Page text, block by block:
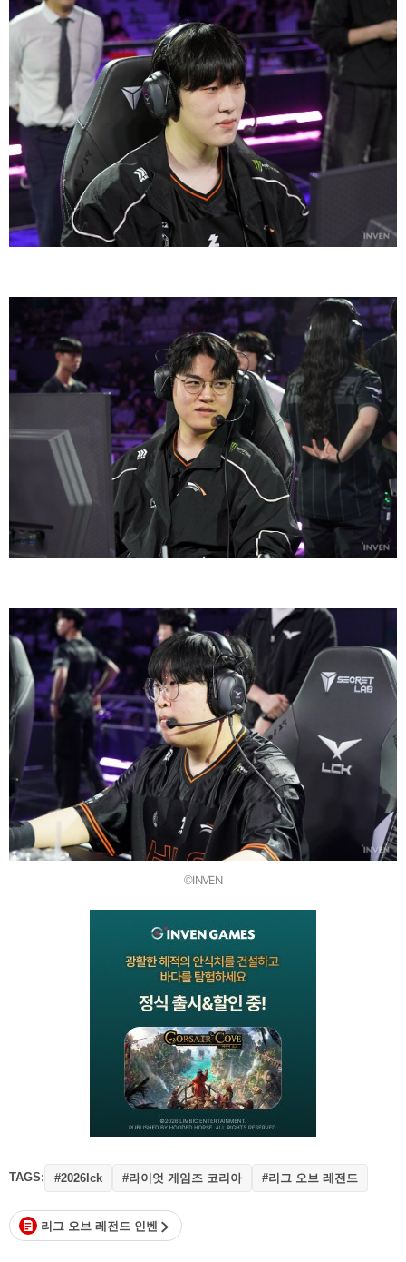
©INVEN
TAGS: #2026lck #라이엇 게임즈 코리아 #리그 오브 레전드
리그 오브 레전드 인벤